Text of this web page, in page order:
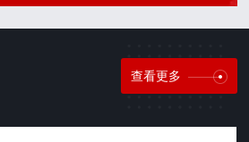
查看更多